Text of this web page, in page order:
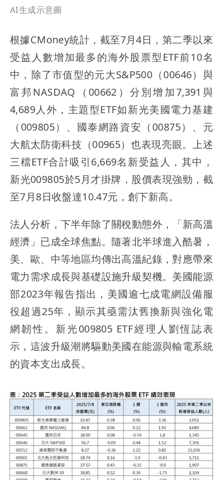
AI生成示意圖
根據CMoney統計，截至7月4日，第二季以來
受益人數增加最多的海外股票型ETF前10名
中，除了市值型的元大S&P500（00646）與
富邦NASDAQ（00662）分別增加7,391與
4,689人外，主題型ETF如新光美國電力基建
（009805）、國泰網路資安（00875）、元
大航太防衛科技（00965）也表現亮眼。上述
三檔ETF合計吸引6,669名新受益人，其中，
新光009805於5月才掛牌，股價表現強勁，截
至7月8日收盤達10.47元，創下新高。
法人分析，下半年除了關稅動態外，「新高溫
經濟」已成全球焦點。隨著北半球進入酷暑，
美、歐、中等地區均傳出高溫紀錄，對應帶來
電力需求成長與基礎設施升級契機。美國能源
部2023年報告指出，美國逾七成電網設備服
役超過25年，顯示其亟需汰舊換新與強化電
網韌性。新光009805 ETF經理人劉恆誌表
示，這波升級潮將驅動美國在能源與輸電系統
的資本支出成長。